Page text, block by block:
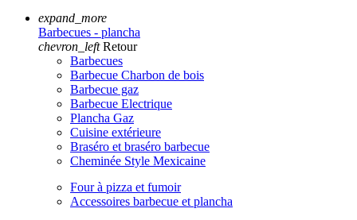
expand_more
Barbecues - plancha
chevron_left Retour
Barbecues
Barbecue Charbon de bois
Barbecue gaz
Barbecue Electrique
Plancha Gaz
Cuisine extérieure
Braséro et braséro barbecue
Cheminée Style Mexicaine
Four à pizza et fumoir
Accessoires barbecue et plancha